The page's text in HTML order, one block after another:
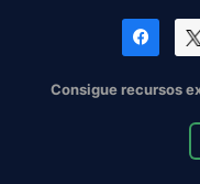
Consigue recursos